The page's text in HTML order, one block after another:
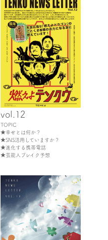
vol.12
TOPIC
★幸せとは何か？
★SNS活用していますか？
★進化する携帯電話
★芸能人ブレイク予想